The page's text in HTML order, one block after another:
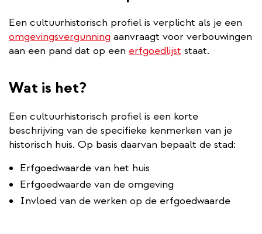
Een cultuurhistorisch profiel is verplicht als je een
omgevingsvergunning aanvraagt voor verbouwingen
aan een pand dat op een erfgoedlijst staat.
Wat is het?
Een cultuurhistorisch profiel is een korte
beschrijving van de specifieke kenmerken van je
historisch huis. Op basis daarvan bepaalt de stad:
Erfgoedwaarde van het huis
Erfgoedwaarde van de omgeving
Invloed van de werken op de erfgoedwaarde